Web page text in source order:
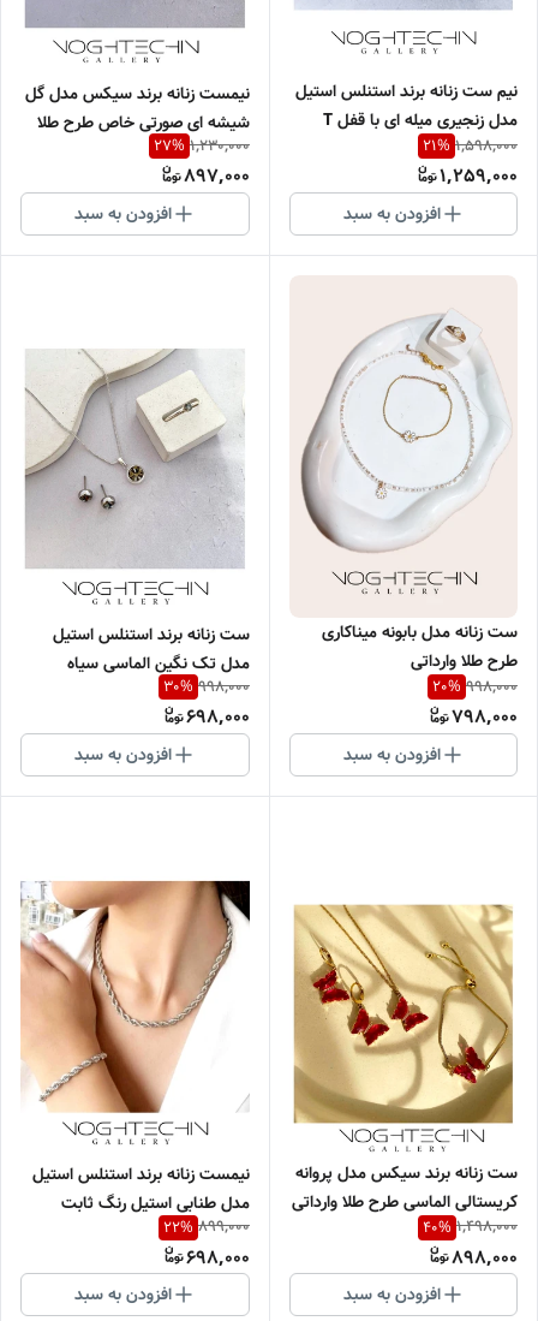
نیم ست زنانه برند استنلس استیل
مدل زنجیری میله ای با قفل T
وارداتی
1,598,000
21%
1,259,000
افزودن به سبد
نیمست زنانه برند سیکس مدل گل
شیشه ای صورتی خاص طرح طلا
وارداتی
1,230,000
27%
897,000
افزودن به سبد
ست زنانه مدل بابونه میناکاری
طرح طلا وارداتی
998,000
20%
798,000
افزودن به سبد
ست زنانه برند استنلس استیل
مدل تک نگین الماسی سیاه
وارداتی
998,000
30%
698,000
افزودن به سبد
ست زنانه برند سیکس مدل پروانه
کریستالی الماسی طرح طلا وارداتی
1,498,000
40%
898,000
افزودن به سبد
نیمست زنانه برند استنلس استیل
مدل طنابی استیل رنگ ثابت
وارداتی
899,000
22%
698,000
افزودن به سبد